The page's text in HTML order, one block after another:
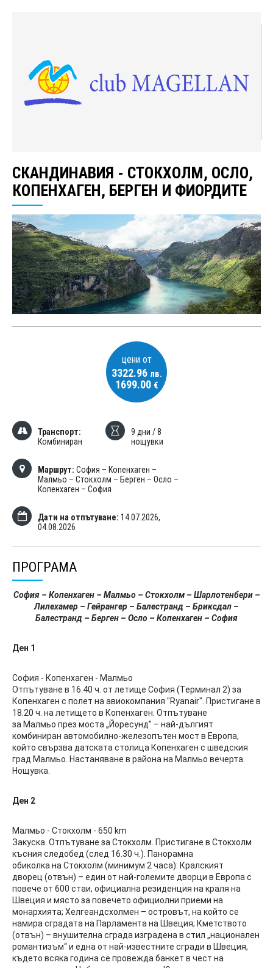
СКАНДИНАВИЯ - СТОКХОЛМ, ОСЛО,
КОПЕНХАГЕН, БЕРГЕН И ФИОРДИТЕ
Транспорт:
Комбиниран
9 дни / 8
нощувки
Маршрут: София – Копенхаген –
Малмьо – Стокхолм – Берген – Осло –
Копенхаген – София
Дати на отпътуване: 14.07.2026,
04.08.2026
цени от
3322.96 лв.
1699.00 €
ПРОГРАМА
София – Копенхаген – Малмьо – Стокхолм – Шарлотенбери –
Лилехамер – Гейрангер – Балестранд – Бриксдал –
Балестранд – Берген – Осло – Копенхаген – София
Ден 1
София - Копенхаген - Малмьо
Отпътуване в 16.40 ч. от летище София (Терминал 2) за
Копенхаген с полет на авиокомпания "Ryanair". Пристигане в
18.20 ч. на летището в Копенхаген. Отпътуване
за Малмьо през моста „Йоресунд” – най-дългият
комбиниран автомобилно-железопътен мост в Европа,
който свързва датската столица Копенхаген с шведския
град Малмьо. Настаняване в района на Малмьо вечерта.
Нощувка.
Ден 2
Малмьо - Стокхолм - 650 km
Закуска. Отпътуване за Стокхолм. Пристигане в Стокхолм
късния следобед (след 16.30 ч.). Панорамна
обиколка на Стокхолм (минимум 2 часа): Кралският
дворец (отвън) – един от най-големите дворци в Европа с
повече от 600 стаи, официална резиденция на краля на
Швеция и място за повечето официолни приеми на
монархията; Хелгеандсхолмен – островът, на който се
намира сградата на Парламента на Швеция; Кметството
(отвън) – внушителна сграда изградена в стил „национален
романтизъм“ и една от най-известните сгради в Швеция,
където всяка година се провежда банкет в чест на